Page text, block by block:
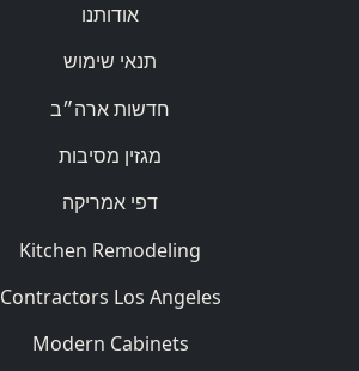
אודותנו
תנאי שימוש
חדשות ארה״ב
מגזין מסיבות
דפי אמריקה
Kitchen Remodeling
Contractors Los Angeles
Modern Cabinets